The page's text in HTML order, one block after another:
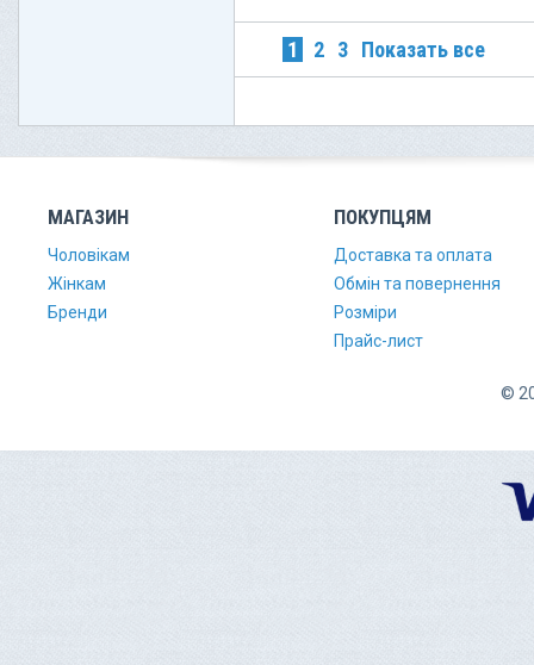
1 2 3 Показать все
МАГАЗИН
Чоловікам
Жінкам
Бренди
ПОКУПЦЯМ
Доставка та оплата
Обмін та повернення
Розміри
Прайс-лист
©